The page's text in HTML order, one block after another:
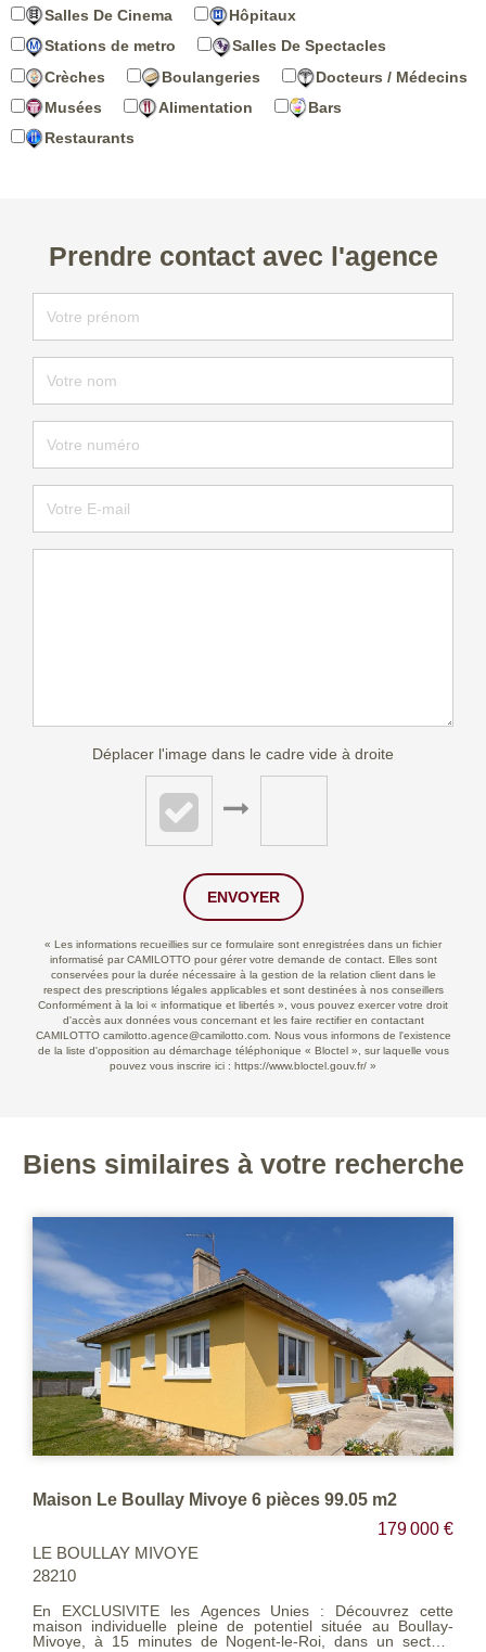
Salles De Cinema
Hôpitaux
Stations de metro
Salles De Spectacles
Crèches
Boulangeries
Docteurs / Médecins
Musées
Alimentation
Bars
Restaurants
Prendre contact avec l'agence
Déplacer l'image dans le cadre vide à droite
ENVOYER
« Les informations recueillies sur ce formulaire sont enregistrées dans un fichier
informatisé par CAMILOTTO pour gérer votre demande de contact. Elles sont
conservées pour la durée nécessaire à la gestion de la relation client dans le
respect des prescriptions légales applicables et sont destinées à nos conseillers
Conformément à la loi « informatique et libertés », vous pouvez exercer votre droit
d'accès aux données vous concernant et les faire rectifier en contactant
CAMILOTTO camilotto.agence@camilotto.com. Nous vous informons de l'existence
de la liste d'opposition au démarchage téléphonique « Bloctel », sur laquelle vous
pouvez vous inscrire ici : https://www.bloctel.gouv.fr/ »
Biens similaires à votre recherche
Maison Le Boullay Mivoye 6 pièces 99.05 m2
179 000 €
LE BOULLAY MIVOYE
28210
En EXCLUSIVITE les Agences Unies : Découvrez cette
maison individuelle pleine de potentiel située au Boullay-
Mivoye, à 15 minutes de Nogent-le-Roi, dans un secteur